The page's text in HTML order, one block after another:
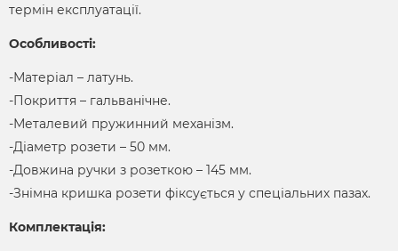
термін експлуатації.
Особливості:
-Матеріал – латунь.
-Покриття – гальванічне.
-Металевий пружинний механізм.
-Діаметр розети – 50 мм.
-Довжина ручки з розеткою – 145 мм.
-Знімна кришка розети фіксується у спеціальних пазах.
Комплектація: